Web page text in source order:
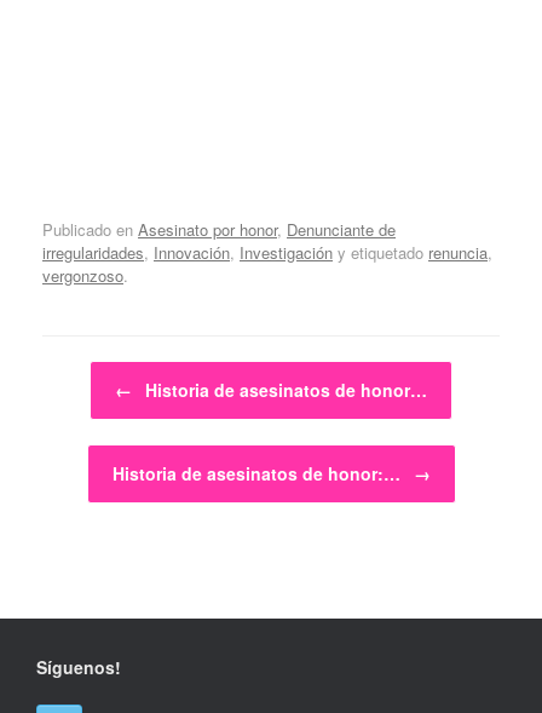
Publicado en Asesinato por honor, Denunciante de
irregularidades, Innovación, Investigación y etiquetado renuncia,
vergonzoso.
Navegador de artículos
← Historia de asesinatos de honor…
Historia de asesinatos de honor:… →
Síguenos!